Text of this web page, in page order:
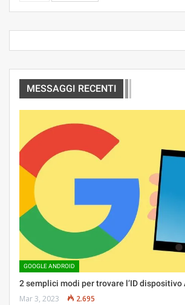
MESSAGGI RECENTI
GOOGLE ANDROID
2 semplici modi per trovare l’ID dispositivo
Mar 3, 2023 2.695